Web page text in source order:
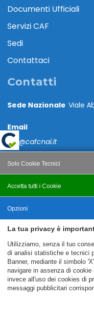
Documenti Ufficiali
Servizi CAF
Sedi
Contattaci
Contatti
Sede Nazionale Viale
Email
caf@cafcnai.it
Posta Certificata
PRIVACY
Note Legali
Policy
Cookie Policy
La tua privacy è
Utilizziamo, senza il tuo
di analisi statistiche e tecnici
Banner, mediante il simbolo
navigare in assenza di
invece all'uso dei cookies di
messaggi pubblicitari
Accetta tutti i Cookie
Solo Cookie Tecnici
Salva
Opzioni
Nascondi Opzioni